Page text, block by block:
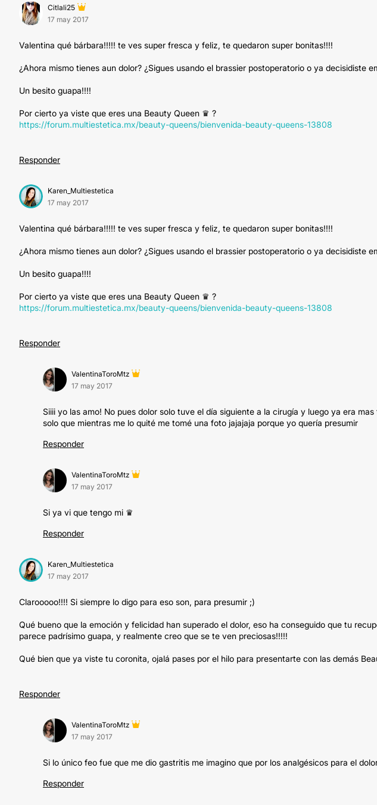
Citlali25
17 may 2017
Valentina qué bárbara!!!!! te ves super fresca y feliz, te quedaron super bonitas!!!!
¿Ahora mismo tienes aun dolor? ¿Sigues usando el brassier postoperatorio o ya decisidiste
Un besito guapa!!!!
Por cierto ya viste que eres una Beauty Queen ♛ ?
https://forum.multiestetica.mx/beauty-queens/bienvenida-beauty-queens-13808
Responder
Karen_Multiestetica
17 may 2017
Valentina qué bárbara!!!!! te ves super fresca y feliz, te quedaron super bonitas!!!!
¿Ahora mismo tienes aun dolor? ¿Sigues usando el brassier postoperatorio o ya decisidiste
Un besito guapa!!!!
Por cierto ya viste que eres una Beauty Queen ♛ ?
https://forum.multiestetica.mx/beauty-queens/bienvenida-beauty-queens-13808
Responder
ValentinaToroMtz
17 may 2017
Siiii yo las amo! No pues dolor solo tuve el día siguiente a la cirugía y luego ya era
solo que mientras me lo quité me tomé una foto jajajaja porque yo quería presumir
Responder
ValentinaToroMtz
17 may 2017
Si ya vi que tengo mi ♛
Responder
Karen_Multiestetica
17 may 2017
Clarooooo!!!! Si siempre lo digo para eso son, para presumir ;)
Qué bueno que la emoción y felicidad han superado el dolor, eso ha conseguido que tu
parece padrísimo guapa, y realmente creo que se te ven preciosas!!!!!
Qué bien que ya viste tu coronita, ojalá pases por el hilo para presentarte con las demás
Responder
ValentinaToroMtz
17 may 2017
Si lo único feo fue que me dio gastritis me imagino que por los analgésicos para el
Responder